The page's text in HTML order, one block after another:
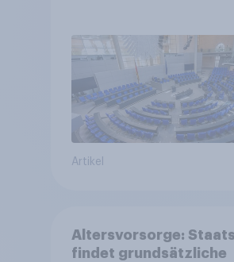
Artikel
Altersvorsorge:
findet grundsätzliche